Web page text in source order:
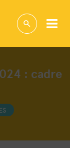
: cadre